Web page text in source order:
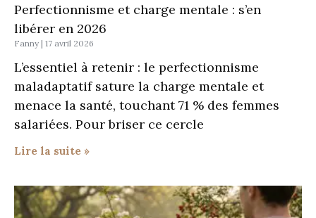
Perfectionnisme et charge mentale : s’en
libérer en 2026
Fanny 17 avril 2026
L’essentiel à retenir : le perfectionnisme
maladaptatif sature la charge mentale et
menace la santé, touchant 71 % des femmes
salariées. Pour briser ce cercle
Lire la suite »